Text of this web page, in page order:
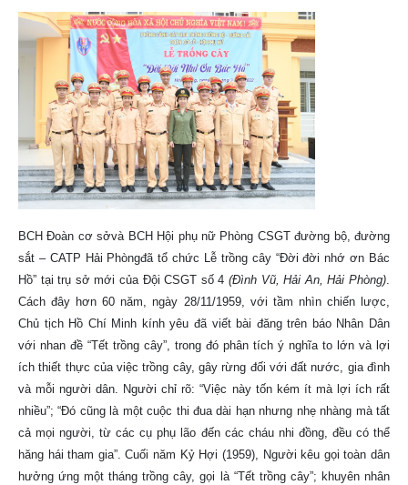
BCH Đoàn cơ sởvà BCH Hội phụ nữ Phòng CSGT đường bộ, đường
sắt – CATP Hải Phòngđã tổ chức Lễ trồng cây “Đời đời nhớ ơn Bác
Hồ” tại trụ sở mới của Đội CSGT số 4 (Đình Vũ, Hải An, Hải Phòng).
Cách đây hơn 60 năm, ngày 28/11/1959, với tầm nhìn chiến lược,
Chủ tịch Hồ Chí Minh kính yêu đã viết bài đăng trên báo Nhân Dân
với nhan đề “Tết trồng cây”, trong đó phân tích ý nghĩa to lớn và lợi
ích thiết thực của việc trồng cây, gây rừng đối với đất nước, gia đình
và mỗi người dân. Người chỉ rõ: “Việc này tốn kém ít mà lợi ích rất
nhiều”; “Đó cũng là một cuộc thi đua dài hạn nhưng nhẹ nhàng mà tất
cả mọi người, từ các cụ phụ lão đến các cháu nhi đồng, đều có thể
hăng hái tham gia”. Cuối năm Kỷ Hợi (1959), Người kêu gọi toàn dân
hưởng ứng một tháng trồng cây, gọi là “Tết trồng cây”; khuyên nhân